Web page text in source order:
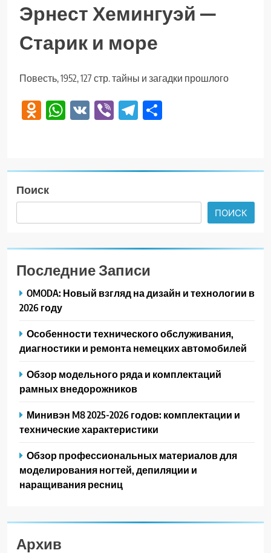
Эрнест Хемингуэй —
Старик и море
Повесть, 1952, 127 стр. тайны и загадки прошлого
Odnoklassniki
WhatsApp
VK ViberTelegram
Поиск
ПОИСК
Последние Записи
OMODA: Новый взгляд на дизайн и технологии в
2026 году
Особенности технического обслуживания,
диагностики и ремонта немецких автомобилей
Обзор модельного ряда и комплектаций
рамных внедорожников
Минивэн M8 2025-2026 годов: комплектации и
технические характеристики
Обзор профессиональных материалов для
моделирования ногтей, депиляции и
наращивания ресниц
Архив